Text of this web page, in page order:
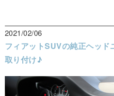
2021/02/06
フィアットSUVの純正ヘッド
取り付け♪